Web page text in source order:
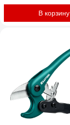
В корзину